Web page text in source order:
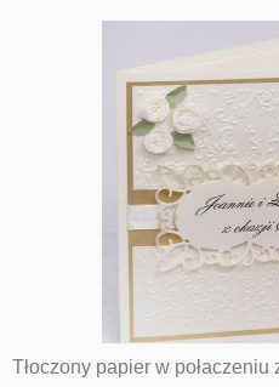
Tłoczony papier w połaczeniu